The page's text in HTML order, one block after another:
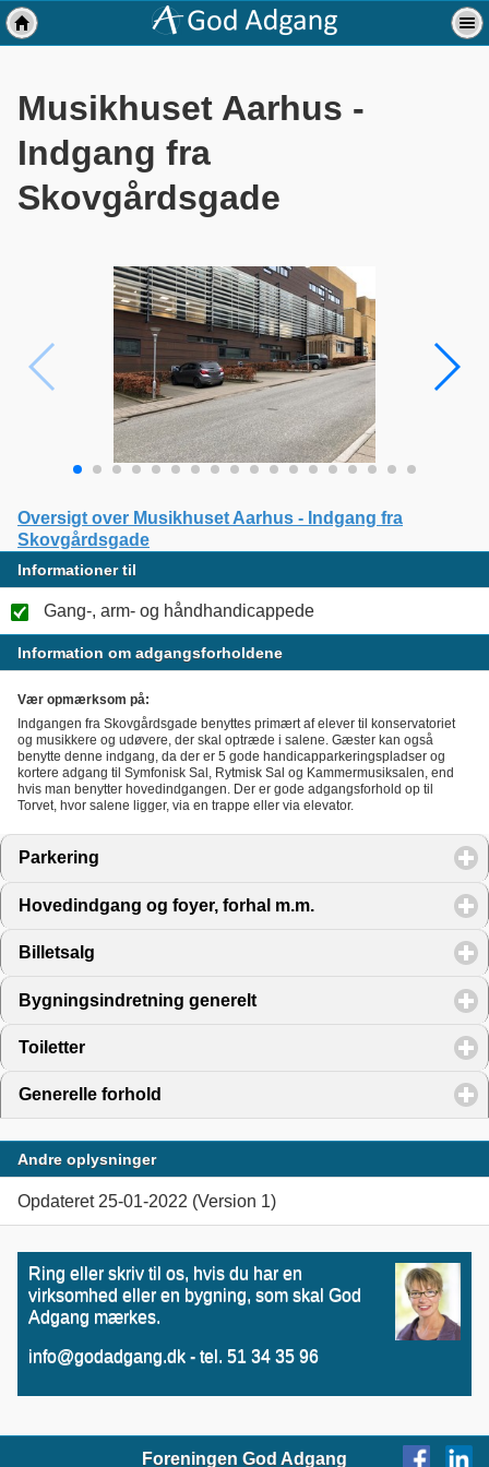
Musikhuset Aarhus -
Indgang fra
Skovgårdsgade
Oversigt over Musikhuset Aarhus - Indgang fra
Skovgårdsgade
Informationer til
Gang-, arm- og håndhandicappede
Information om adgangsforholdene
Vær opmærksom på:
Indgangen fra Skovgårdsgade benyttes primært af elever til konservatoriet
og musikkere og udøvere, der skal optræde i salene. Gæster kan også
benytte denne indgang, da der er 5 gode handicapparkeringspladser og
kortere adgang til Symfonisk Sal, Rytmisk Sal og Kammermusiksalen, end
hvis man benytter hovedindgangen. Der er gode adgangsforhold op til
Torvet, hvor salene ligger, via en trappe eller via elevator.
Parkering
Hovedindgang og foyer, forhal m.m. click to expand
Billetsalg
Bygningsindretning generelt click to expand contents
Toiletter
Generelle forhold
Andre oplysninger
Opdateret 25-01-2022 (Version 1)
Ring eller skriv til os, hvis du har en
virksomhed eller en bygning, som skal God
Adgang mærkes.
info@godadgang.dk - tel. 51 34 35 96
Foreningen God Adgang